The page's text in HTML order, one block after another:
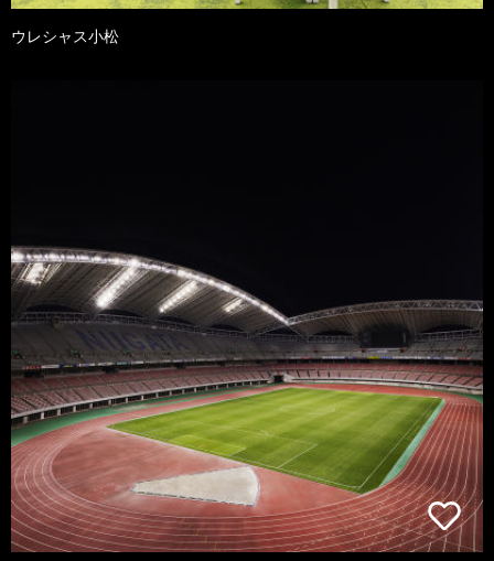
ウレシャス小松